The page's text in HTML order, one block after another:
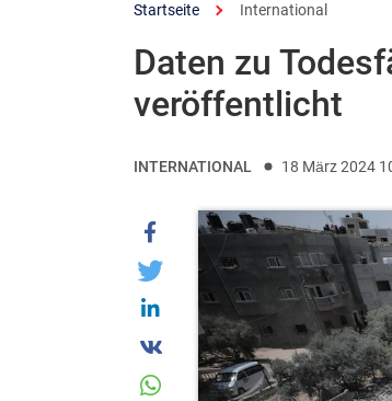
Startseite International
Daten zu
veröffentlicht
INTERNATIONAL 18 März 2024